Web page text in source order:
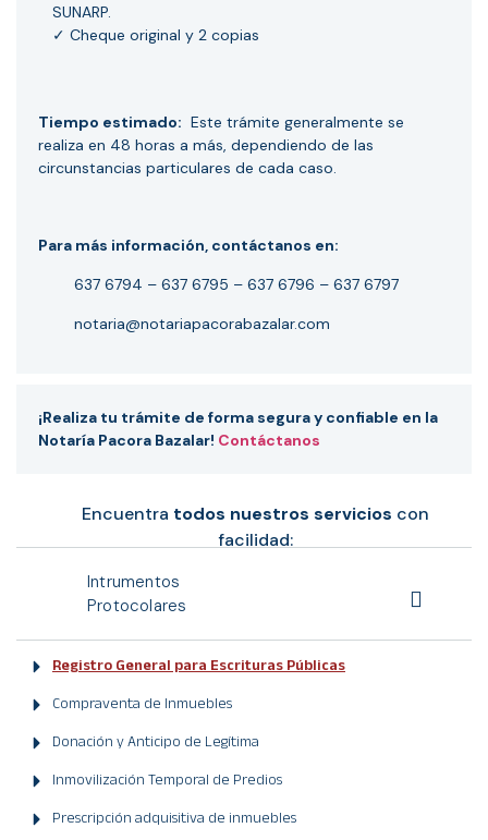
Encuentra todos nuestros servicios con
facilidad:
Intrumentos
Protocolares
Registro General para Escrituras Públicas
Compraventa de Inmuebles
Donación y Anticipo de Legítima
Inmovilización Temporal de Predios
Prescripción adquisitiva de inmuebles
SUNARP.
✓ Cheque original y 2 copias
Tiempo estimado: Este trámite generalmente se
realiza en 48 horas a más, dependiendo de las
circunstancias particulares de cada caso.
Para más información, contáctanos en:
637 6794 – 637 6795 – 637 6796 – 637 6797
notaria@notariapacorabazalar.com
¡Realiza tu trámite de forma segura y confiable en la
Notaría Pacora Bazalar! Contáctanos